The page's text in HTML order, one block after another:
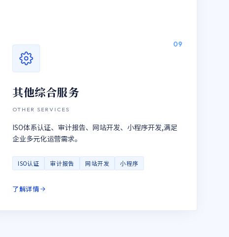
09
其他综合服务
OTHER SERVICES
ISO体系认证、审计报告、网站开发、小程序开发,满足
企业多元化运营需求。
ISO认证 审计报告 网站开发 小程序
了解详情